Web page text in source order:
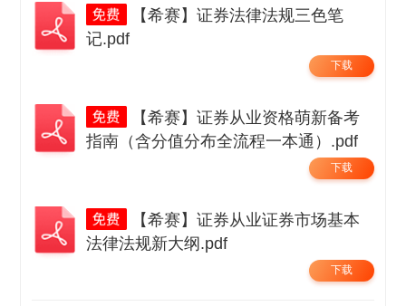
【希赛】证券法律法规三色笔
记.pdf
下载
【希赛】证券从业资格萌新备考
指南（含分值分布全流程一本通）.pdf
下载
【希赛】证券从业证券市场基本
法律法规新大纲.pdf
下载